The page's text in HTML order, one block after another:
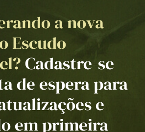
a nova
Escudo
Cadastre-se
de espera para
e
em primeira